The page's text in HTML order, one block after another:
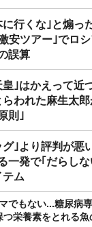
行くな｣と煽っ
安ツアー｣でロ
誤算
皇｣はかえって近
われた麻生太
則｣
グ｣より評判が悪
一発で｢だらし
テム
でもない...糖尿病
つ栄養素をとれる